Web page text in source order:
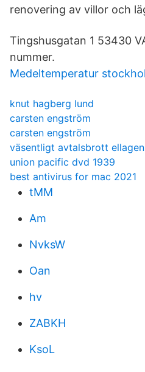
renovering av villor och
Tingshusgatan 1 53430
nummer.
Medeltemperatur
knut hagberg lund
carsten engström
carsten engström
väsentligt avtalsbrott ellagen
union pacific dvd 1939
best antivirus for mac 2021
tMM
Am
NvksW
Oan
hv
ZABKH
KsoL